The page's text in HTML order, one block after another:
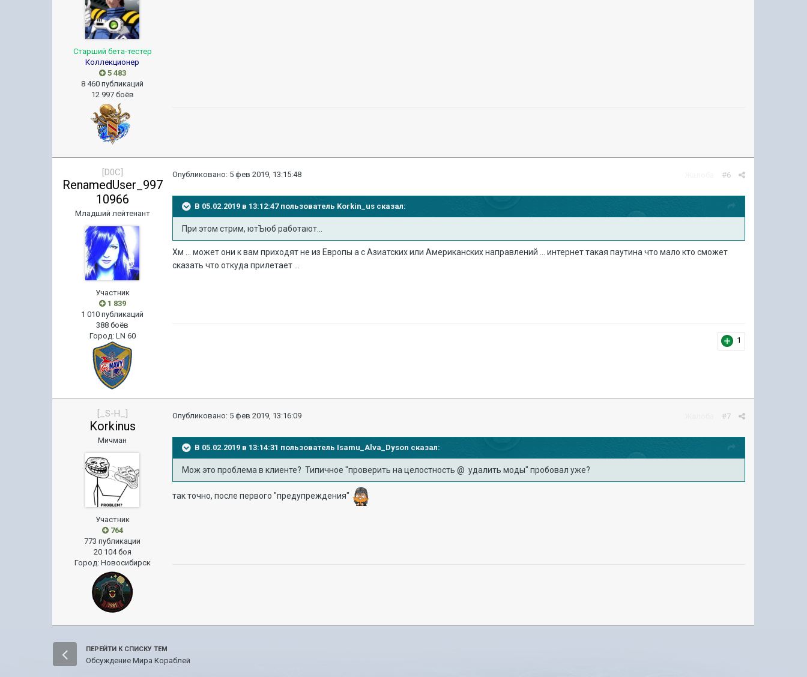
Старший бета-тестер
Коллекционер
5 483
8 460 публикаций
12 997 боёв
[D0C]
RenamedUser_997
10966
Младший лейтенант
Участник
1 839
1 010 публикаций
388 боёв
Город: LN 60
#6
Опубликовано: 5 фев 2019, 13:15:48
В 05.02.2019 в 13:12:47 пользователь Korkin_us сказал:
При этом стрим, ютЪюб работают...
Хм ... может они к вам приходят не из Европы а с Азиатских или Американских направлений ... интернет такая паутина что мало кто сможет
сказать что откуда прилетает ...
1
[_S-H_]
Korkinus
Мичман
Участник
764
773 публикации
20 104 боя
Город: Новосибирск
#7
Опубликовано: 5 фев 2019, 13:16:09
В 05.02.2019 в 13:14:31 пользователь Isamu_Alva_Dyson сказал:
Мож это проблема в клиенте? Типичное "проверить на целостность @ удалить моды" пробовал уже?
так точно, после первого "предупреждения"
ПЕРЕЙТИ К СПИСКУ ТЕМ
Обсуждение Мира Кораблей